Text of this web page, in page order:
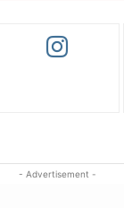
- Advertisement -